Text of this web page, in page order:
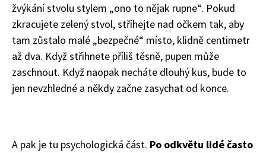
žvýkání stvolu stylem „ono to nějak rupne“. Pokud
zkracujete zelený stvol, stříhejte nad očkem tak, aby
tam zůstalo malé „bezpečné“ místo, klidně centimetr
až dva. Když střihnete příliš těsně, pupen může
zaschnout. Když naopak necháte dlouhý kus, bude to
jen nevzhledné a někdy začne zasychat od konce.
A pak je tu psychologická část. Po odkvětu lidé často